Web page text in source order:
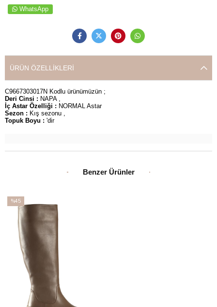
WhatsApp
ÜRÜN ÖZELLIKLERI
C9667303017N Kodlu ürünümüzün ;
Deri Cinsi : NAPA ,
İç Astar Özelliği : NORMAL Astar
Sezon : Kış sezonu ,
Topuk Boyu : 'dir
Benzer Ürünler
%45
İndirim